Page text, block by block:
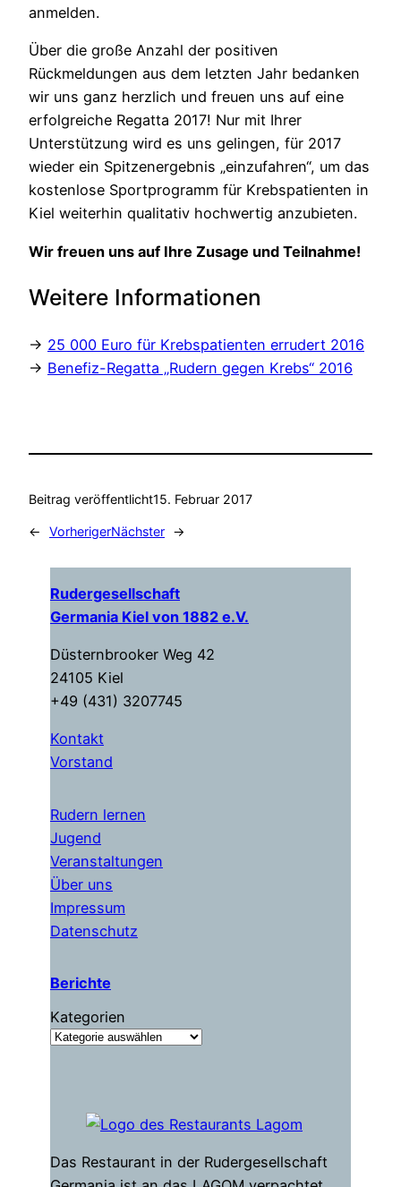
anmelden.
Über die große Anzahl der positiven
Rückmeldungen aus dem letzten Jahr bedanken
wir uns ganz herzlich und freuen uns auf eine
erfolgreiche Regatta 2017! Nur mit Ihrer
Unterstützung wird es uns gelingen, für 2017
wieder ein Spitzenergebnis „einzufahren“, um das
kostenlose Sportprogramm für Krebspatienten in
Kiel weiterhin qualitativ hochwertig anzubieten.
Wir freuen uns auf Ihre Zusage und Teilnahme!
Weitere Informationen
→ 25 000 Euro für Krebspatienten errudert 2016
→ Benefiz-Regatta „Rudern gegen Krebs“ 2016
Beitrag veröffentlicht15. Februar 2017
← VorherigerNächster →
Rudergesellschaft
Germania Kiel von 1882 e.V.
Düsternbrooker Weg 42
24105 Kiel
+49 (431) 3207745
Kontakt
Vorstand
Rudern lernen
Jugend
Veranstaltungen
Über uns
Impressum
Datenschutz
Berichte
Kategorien
Das Restaurant in der Rudergesellschaft